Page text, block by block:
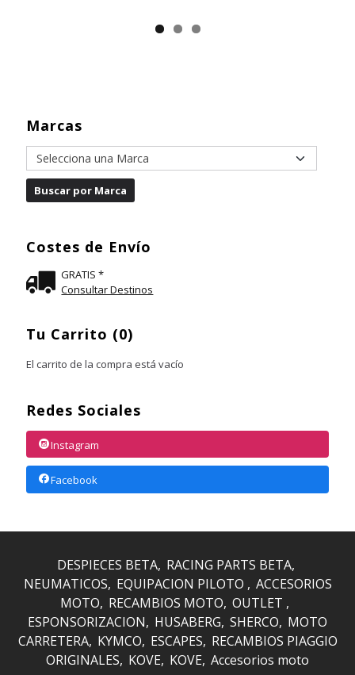
Marcas
Costes de Envío
GRATIS *
Consultar Destinos
Tu Carrito (0)
El carrito de la compra está vacío
Redes Sociales
Instagram
Facebook
DESPIECES BETA RACING PARTS BETA
NEUMATICOS EQUIPACION PILOTO
ACCESORIOS
MOTO RECAMBIOS MOTO OUTLET
ESPONSORIZACION
HUSABERG SHERCO MOTO
CARRETERA KYMCO ESCAPES RECAMBIOS PIAGGIO
ORIGINALES KOVE KOVE Accesorios moto